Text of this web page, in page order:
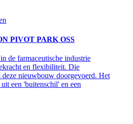
PIVOT PARK OSS
de farmaceutische industrie
en flexibiliteit. Die
nieuwbouw doorgevoerd. Het
een 'buitenschil' en een